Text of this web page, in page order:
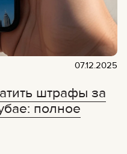
07.12.2025
штрафы за
полное